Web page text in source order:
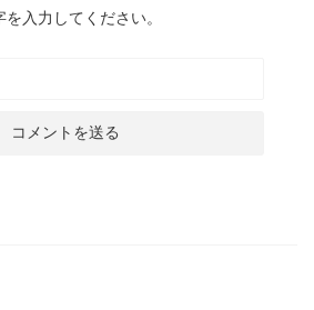
を入力してください。